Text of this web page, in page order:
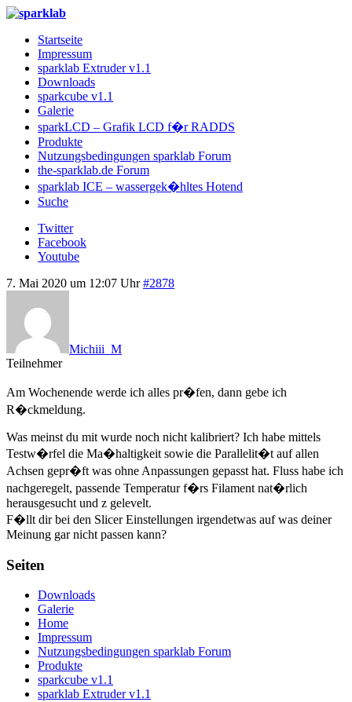
Startseite
Impressum
sparklab Extruder v1.1
Downloads
sparkcube v1.1
Galerie
sparkLCD – Grafik LCD f�r RADDS
Produkte
Nutzungsbedingungen sparklab Forum
the-sparklab.de Forum
sparklab ICE – wassergek�hltes Hotend
Suche
Twitter
Facebook
Youtube
7. Mai 2020 um 12:07 Uhr #2878
Michiii_M
Teilnehmer
Am Wochenende werde ich alles pr�fen, dann gebe ich
R�ckmeldung.
Was meinst du mit wurde noch nicht kalibriert? Ich habe mittels
Testw�rfel die Ma�haltigkeit sowie die Parallelit�t auf allen
Achsen gepr�ft was ohne Anpassungen gepasst hat. Fluss habe ich
nachgeregelt, passende Temperatur f�rs Filament nat�rlich
herausgesucht und z gelevelt.
F�llt dir bei den Slicer Einstellungen irgendetwas auf was deiner
Meinung gar nicht passen kann?
Seiten
Downloads
Galerie
Home
Impressum
Nutzungsbedingungen sparklab Forum
Produkte
sparkcube v1.1
sparklab Extruder v1.1